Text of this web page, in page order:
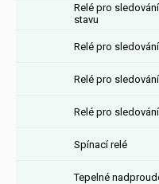
Relé pro
stavu
Relé pro
Relé pro
Relé pro
Spínací relé
Tepelné